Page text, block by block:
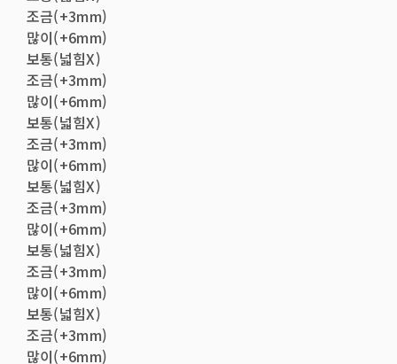
조금(+3mm)
많이(+6mm)
보통(넓힘X)
조금(+3mm)
많이(+6mm)
보통(넓힘X)
조금(+3mm)
많이(+6mm)
보통(넓힘X)
조금(+3mm)
많이(+6mm)
보통(넓힘X)
조금(+3mm)
많이(+6mm)
보통(넓힘X)
조금(+3mm)
많이(+6mm)